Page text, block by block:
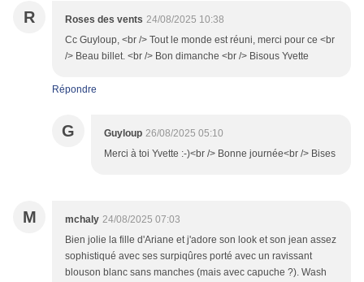
R Roses des vents 24/08/2025 10:38
Cc Guyloup, <br /> Tout le monde est réuni, merci pour ce <br
/> Beau billet. <br /> Bon dimanche <br /> Bisous Yvette
Répondre
G Guyloup 26/08/2025 05:10
Merci à toi Yvette :-)<br /> Bonne journée<br /> Bises
M mchaly 24/08/2025 07:03
Bien jolie la fille d'Ariane et j'adore son look et son jean assez
sophistiqué avec ses surpiqûres porté avec un ravissant
blouson blanc sans manches (mais avec capuche ?). Wash